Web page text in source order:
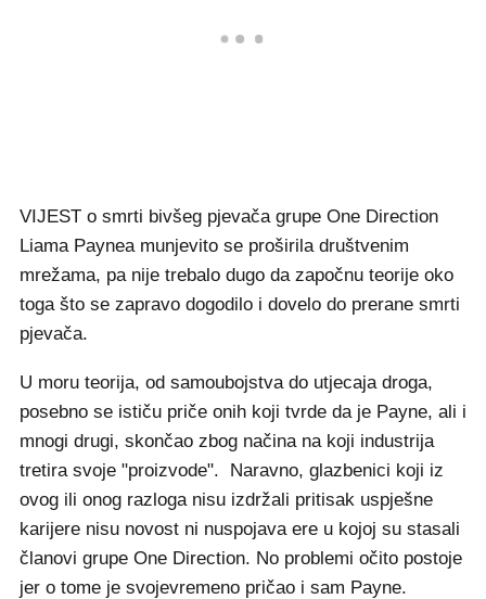
VIJEST o smrti bivšeg pjevača grupe One Direction
Liama Paynea munjevito se proširila društvenim
mrežama, pa nije trebalo dugo da započnu teorije oko
toga što se zapravo dogodilo i dovelo do prerane smrti
pjevača.
U moru teorija, od samoubojstva do utjecaja droga,
posebno se ističu priče onih koji tvrde da je Payne, ali i
mnogi drugi, skončao zbog načina na koji industrija
tretira svoje "proizvode". Naravno, glazbenici koji iz
ovog ili onog razloga nisu izdržali pritisak uspješne
karijere nisu novost ni nuspojava ere u kojoj su stasali
članovi grupe One Direction. No problemi očito postoje
jer o tome je svojevremeno pričao i sam Payne.